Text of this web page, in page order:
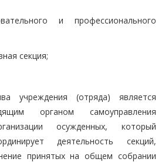
и профессионального
секция;
учреждения (отряда) является
органом самоуправления
осужденных, который
деятельность секций,
принятых на общем собрании